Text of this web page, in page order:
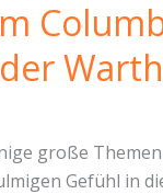
große
Gefühl in